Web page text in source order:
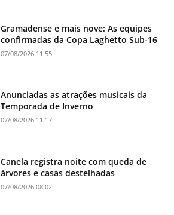
Gramadense e mais nove: As equipes
confirmadas da Copa Laghetto Sub-16
07/08/2026 11:55
Anunciadas as atrações musicais da
Temporada de Inverno
07/08/2026 11:17
Canela registra noite com queda de
árvores e casas destelhadas
07/08/2026 08:02